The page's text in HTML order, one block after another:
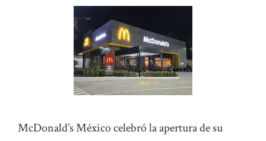
McDonald’s México celebró la apertura de su